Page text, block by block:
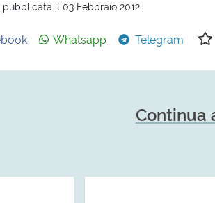
pubblicata il 03 Febbraio 2012
Whatsapp Telegram
Continua